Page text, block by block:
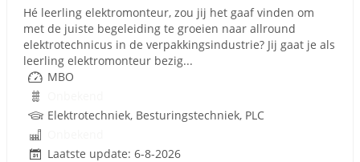
Hé leerling elektromonteur, zou jij het gaaf vinden om
met de juiste begeleiding te groeien naar allround
elektrotechnicus in de verpakkingsindustrie? Jij gaat je als
leerling elektromonteur bezig...
MBO
Elektrotechniek, Besturingstechniek, PLC
Laatste update: 6-8-2026